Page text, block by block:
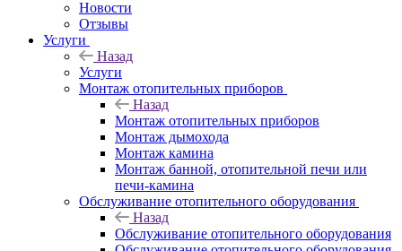
Новости
Отзывы
Услуги
Назад
Услуги
Монтаж отопительных приборов
Назад
Монтаж отопительных приборов
Монтаж дымохода
Монтаж камина
Монтаж банной, отопительной печи или
печи-камина
Обслуживание отопительного оборудования
Назад
Обслуживание отопительного оборудования